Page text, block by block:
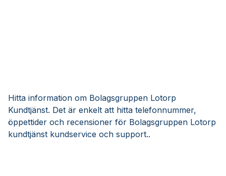
Hitta information om Bolagsgruppen Lotorp
Kundtjänst. Det är enkelt att hitta telefonnummer,
öppettider och recensioner för Bolagsgruppen Lotorp
kundtjänst kundservice och support..